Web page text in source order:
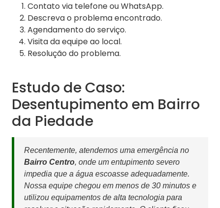
Contato via telefone ou WhatsApp.
Descreva o problema encontrado.
Agendamento do serviço.
Visita da equipe ao local.
Resolução do problema.
Estudo de Caso:
Desentupimento em Bairro
da Piedade
Recentemente, atendemos uma emergência no
Bairro Centro, onde um entupimento severo
impedia que a água escoasse adequadamente.
Nossa equipe chegou em menos de 30 minutos e
utilizou equipamentos de alta tecnologia para